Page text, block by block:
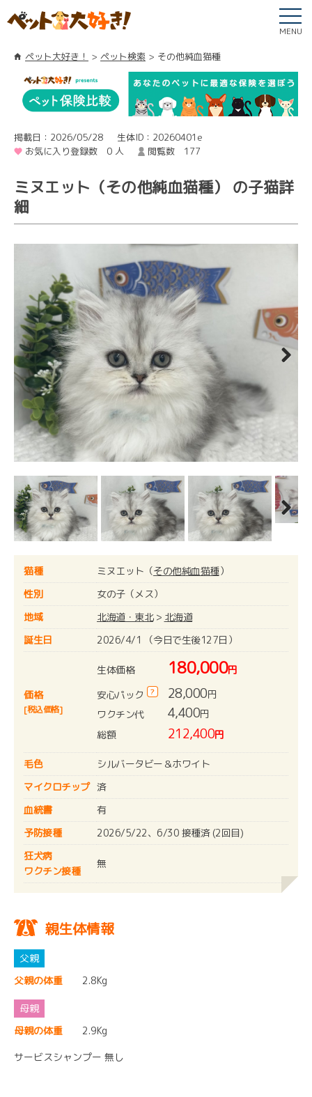
MENU
ペット大好き！ ペット検索 その他純血猫種
掲載日：2026/05/28
生体ID：20260401e
お気に入り登録数 0 人
閲覧数 177
ミヌエット（その他純血猫種） の子猫詳
細
Next
猫種 ミヌエット（その他純血猫種）
性別
女の子（メス）
地域
北海道・東北> 北海道
誕生日
2026/4/1 （今日で生後127日）
価格
[税込価格]
生体価格 180,000円
安心パック
? 28,000円
ワクチン代
4,400円
総額
212,400円
毛色
シルバータビー＆ホワイト
マイクロチップ 済
血統書
有
予防接種
2026/5/22、6/30 接種済 (2回目)
狂犬病
ワクチン接種
無
親生体情報
父親の体重 2.8Kg
母親の体重
2.9Kg
サービスシャンプー 無し